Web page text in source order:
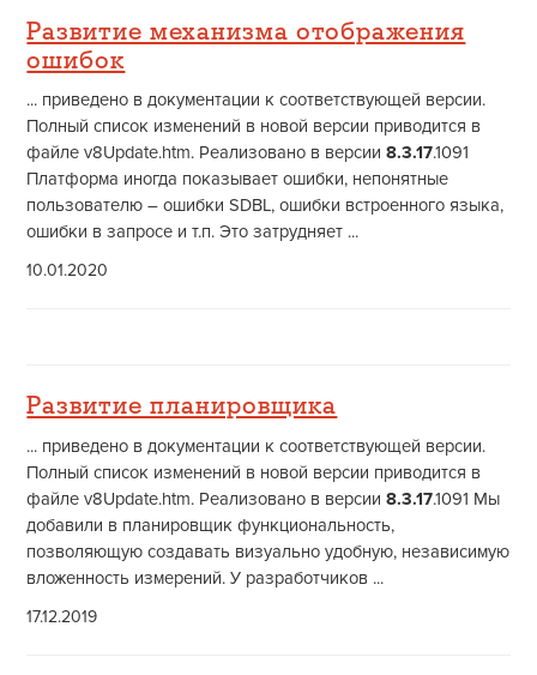
Развитие механизма отображения
ошибок
... приведено в документации к соответствующей версии.
Полный список изменений в новой версии приводится в
файле v8Update.htm. Реализовано в версии8.3.17.1091
Платформа иногда показывает ошибки, непонятные
пользователю – ошибки SDBL, ошибки встроенного языка,
ошибки в запросе и т.п. Это затрудняет ...
10.01.2020
Развитие планировщика
... приведено в документации к соответствующей версии.
Полный список изменений в новой версии приводится в
файле v8Update.htm. Реализовано в версии8.3.17.1091 Мы
добавили в планировщик функциональность,
позволяющую создавать визуально удобную, независимую
вложенность измерений. У разработчиков ...
17.12.2019